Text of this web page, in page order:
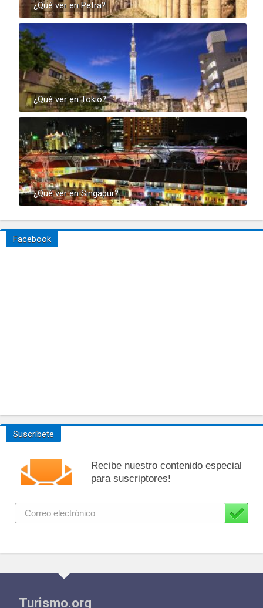
¿Qué ver en Petra?
¿Qué ver en Tokio?
¿Qué ver en Singapur?
Facebook
Suscríbete
Recibe nuestro contenido especial
para suscriptores!
Turismo.org